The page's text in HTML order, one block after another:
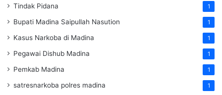
Tindak Pidana 1
Bupati Madina Saipullah Nasution 1
Kasus Narkoba di Madina 1
Pegawai Dishub Madina 1
Pemkab Madina 1
satresnarkoba polres madina 1